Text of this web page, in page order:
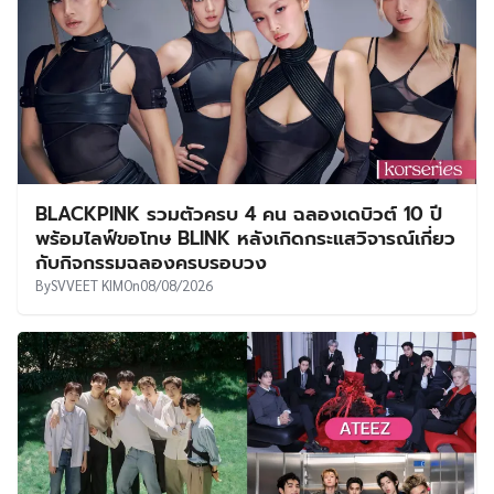
BLACKPINK รวมตัวครบ 4 คน ฉลองเดบิวต์ 10 ปี
พร้อมไลฟ์ขอโทษ BLINK หลังเกิดกระแสวิจารณ์เกี่ยว
กับกิจกรรมฉลองครบรอบวง
BySVVEET KIMOn08/08/2026